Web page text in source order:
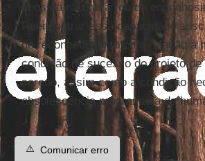
dons da natureza (ou da
Reencontrar essa capacidade
de reconhecimento com relação à
condição de sucesso do projeto
sereno, assim como a condição
obsolescência programada da
⚠️ Comunicar erro